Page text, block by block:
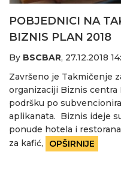
POBJEDNICI NA
BIZNIS PLAN 2018
By BSCBAR, 27.12.2018
Završeno je Takmičenje
organizaciji Biznis centra
podršku po
aplikanata. Biznis ideje
ponude hotela i
za kafić,
OPŠIRNIJE